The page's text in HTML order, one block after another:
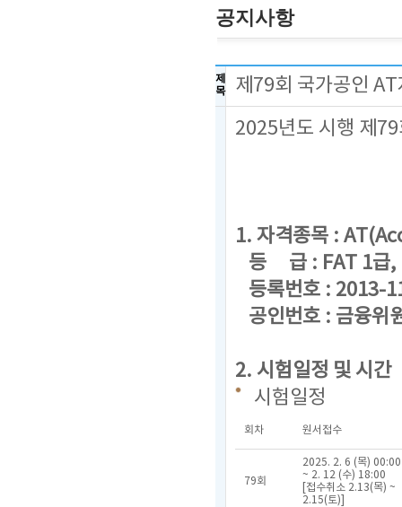
공지사항
제
목
제79회 국가공인
2025년도 시행 제
1. 자격종목 :
등 급 : FAT 1급,
등록번호 : 2013-
공인번호 : 금융위
2. 시험일정 및 시간
시험일정
회차 원서접수
79회
2025. 2. 6 (목) 00:00
~ 2. 12 (수) 18:00
[접수취소 2.13(목) ~
2.15(토)]